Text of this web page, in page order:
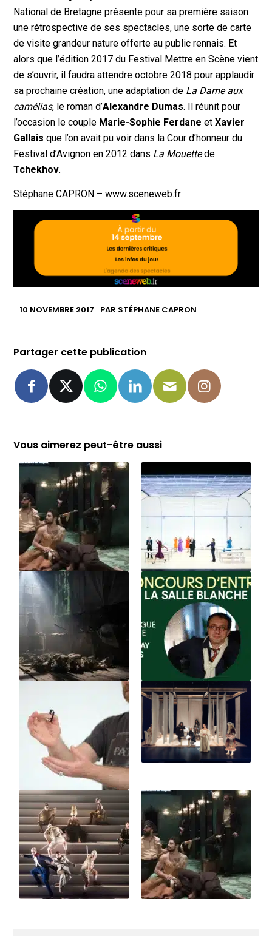
National de Bretagne présente pour sa première saison
une rétrospective de ses spectacles, une sorte de carte
de visite grandeur nature offerte au public rennais. Et
alors que l’édition 2017 du Festival Mettre en Scène vient
de s’ouvrir, il faudra attendre octobre 2018 pour applaudir
sa prochaine création, une adaptation de La Dame aux
camélias, le roman d’Alexandre Dumas. Il réunit pour
l’occasion le couple Marie-Sophie Ferdane etXavier
Gallais que l’on avait pu voir dans la Cour d’honneur du
Festival d’Avignon en 2012 dans La Mouettede
Tchekhov.
Stéphane CAPRON – www.sceneweb.fr
10 NOVEMBRE 2017 PAR STÉPHANE CAPRON
Partager cette publication
Vous aimerez peut-être aussi